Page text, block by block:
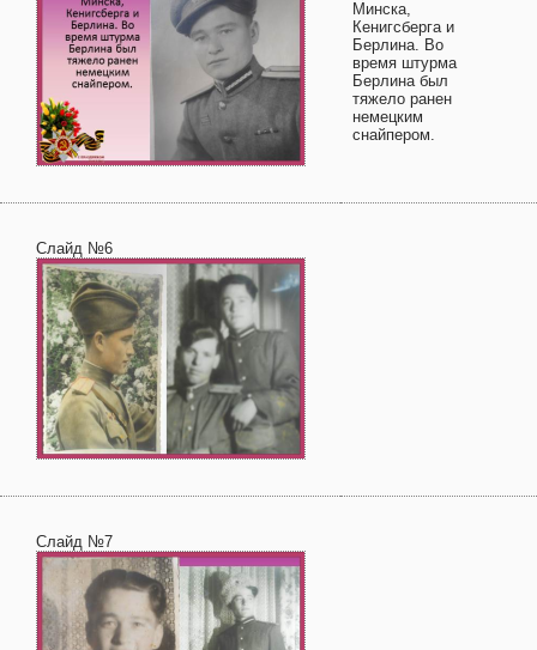
Минска,
Кенигсберга и
Берлина. Во
время штурма
Берлина был
тяжело ранен
немецким
снайпером.
Слайд №6
Слайд №7